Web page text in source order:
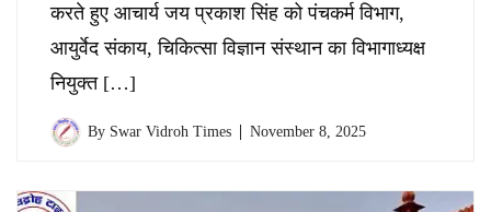
करते हुए आचार्य जय प्रकाश सिंह को पंचकर्म विभाग,
आयुर्वेद संकाय, चिकित्सा विज्ञान संस्थान का विभागाध्यक्ष
नियुक्त […]
By Swar Vidroh Times November 8, 2025